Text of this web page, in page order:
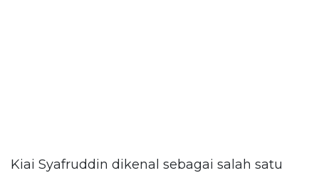
Kiai Syafruddin dikenal sebagai salah satu